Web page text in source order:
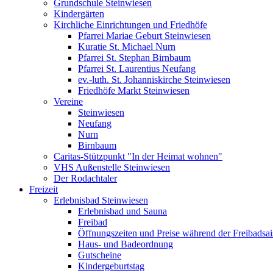
Grundschule Steinwiesen
Kindergärten
Kirchliche Einrichtungen und Friedhöfe
Pfarrei Mariae Geburt Steinwiesen
Kuratie St. Michael Nurn
Pfarrei St. Stephan Birnbaum
Pfarrei St. Laurentius Neufang
ev.-luth. St. Johanniskirche Steinwiesen
Friedhöfe Markt Steinwiesen
Vereine
Steinwiesen
Neufang
Nurn
Birnbaum
Caritas-Stützpunkt "In der Heimat wohnen"
VHS Außenstelle Steinwiesen
Der Rodachtaler
Freizeit
Erlebnisbad Steinwiesen
Erlebnisbad und Sauna
Freibad
Öffnungszeiten und Preise während der
Haus- und Badeordnung
Gutscheine
Kindergeburtstag